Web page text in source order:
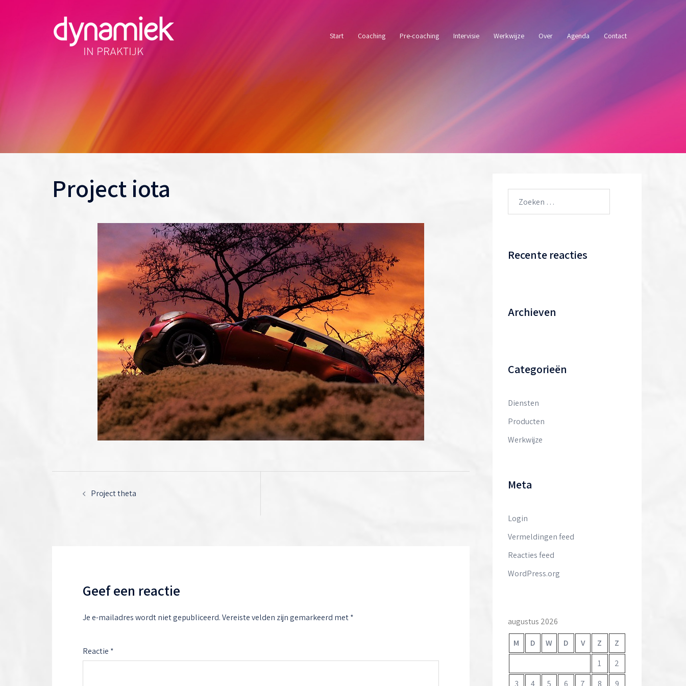
Start Coaching Pre-coaching Intervisie Werkwijze Over Agenda Contact
Project iota
Berichtnavigatie
Project theta
Geef een reactie
Je e-mailadres wordt niet gepubliceerd.Vereiste velden zijn gemarkeerd met*
Reactie *
naar:
Recente reacties
Archieven
Categorieën
Diensten
Producten
Werkwijze
Meta
Login
Vermeldingen feed
Reacties feed
WordPress.org
augustus 2026
M
D W D V Z
Z
1
2
3
4 5 6 7 8 9